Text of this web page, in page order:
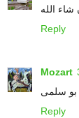
شاء الله
Reply
Mozart
بو سلمى
Reply